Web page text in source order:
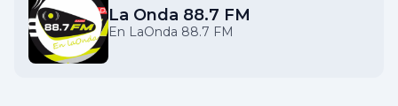
La Onda 88.7 FM
En LaOnda 88.7 FM